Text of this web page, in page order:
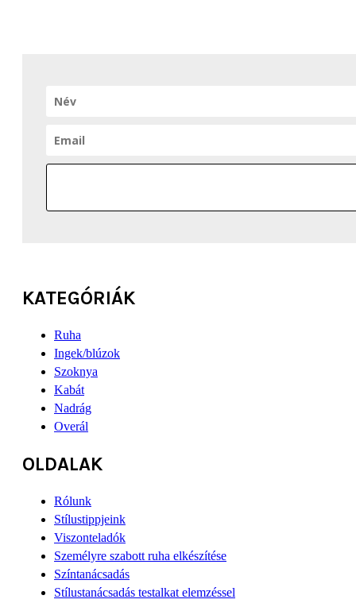
KATEGÓRIÁK
Ruha
Ingek/blúzok
Szoknya
Kabát
Nadrág
Overál
OLDALAK
Rólunk
Stílustippjeink
Viszonteladók
Személyre szabott ruha elkészítése
Színtanácsadás
Stílustanácsadás testalkat elemzéssel